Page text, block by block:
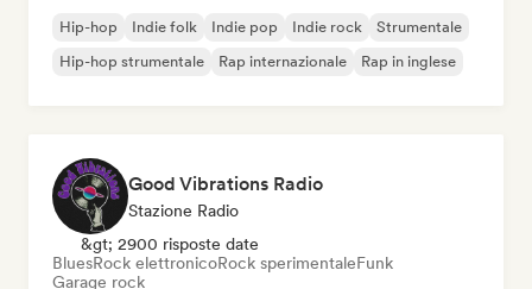
Hip-hop Indie folk Indie pop Indie rock
Strumentale
Hip-hop strumentale
Rap internazionale Rap in inglese
Good Vibrations Radio
Stazione Radio
&gt; 2900 risposte date
BluesRock elettronicoRock sperimentaleFunk
Garage rock